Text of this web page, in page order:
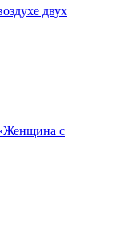
двух
с